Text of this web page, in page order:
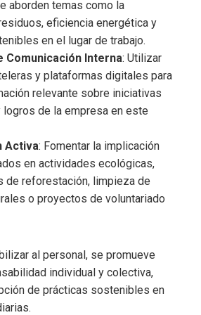
aborden temas como la
eficiencia energética y
en el lugar de trabajo.
Comunicación Interna: Utilizar
y plataformas digitales para
relevante sobre iniciativas
de la empresa en este
Activa: Fomentar la implicación
en actividades ecológicas,
de reforestación, limpieza de
o proyectos de voluntariado
al personal, se promueve
individual y colectiva,
de prácticas sostenibles en